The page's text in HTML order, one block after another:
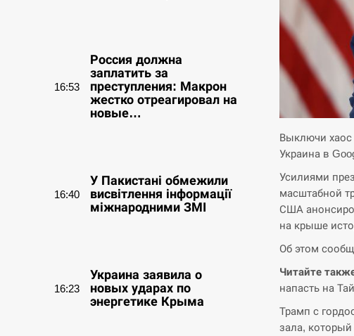
16:53
Россия должна
заплатить за
преступления: Макрон
жестко отреагировал на
новые…
16:40
У Пакистані обмежили
висвітлення інформації
міжнародними ЗМІ
16:23
Украина заявила о
новых ударах по
энергетике Крыма
Выключи
Украина в
Усилиями
масштабной
США
на крыше
Об этом
Читайте
напасть на
Трамп с
зала,